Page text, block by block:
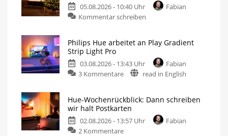
05.08.2026 - 10:40 Uhr
Fabian
Kommentar schreiben
Philips Hue arbeitet an Play Gradient
Strip Light Pro
03.08.2026 - 13:43 Uhr
Fabian
3 Kommentare
read in English
Hue-Wochenrückblick: Dann schreiben
wir halt Postkarten
02.08.2026 - 13:57 Uhr
Fabian
2 Kommentare